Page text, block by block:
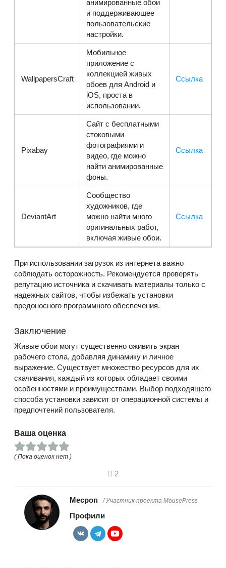
анимированные обои
и поддерживающее
пользовательские
настройки.
WallpapersCraft
Мобильное
приложение с
коллекцией живых
обоев для Android и
iOS, проста в
использовании.
Ссылка
Pixabay
Сайт с бесплатными
стоковыми
фотографиями и
видео, где можно
найти анимированные
фоны.
Ссылка
DeviantArt
Сообщество
художников, где
можно найти много
оригинальных работ,
включая живые обои.
Ссылка
При использовании загрузок из интернета важно
соблюдать осторожность. Рекомендуется проверять
репутацию источника и скачивать материалы только с
надежных сайтов, чтобы избежать установки
вредоносного программного обеспечения.
Заключение
Живые обои могут существенно оживить экран
рабочего стола, добавляя динамику и личное
выражение. Существует множество ресурсов для их
скачивания, каждый из которых обладает своими
особенностями и преимуществами. Выбор подходящего
способа установки зависит от операционной системы и
предпочтений пользователя.
Ваша оценка
( Пока оценок нет )
2
Месроп / Участник проекта MousePress
Профили